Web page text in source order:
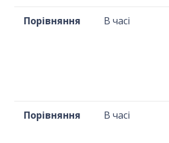
Порівняння В часі
Порівняння В часі